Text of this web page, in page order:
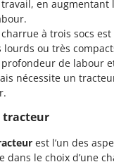
en augmentant
charrue à trois socs
lourds ou très
de labour
nécessite un
tracteur
est l’un des
dans le choix d’une